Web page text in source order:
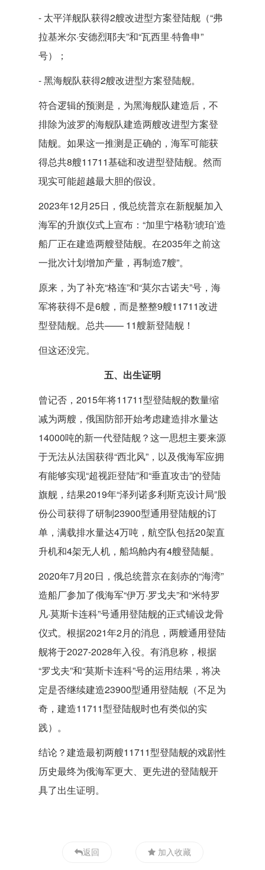
- 太平洋舰队获得2艘改进型方案登陆舰（“弗
拉基米尔·安德烈耶夫”和“瓦西里·特鲁申”
号）；
- 黑海舰队获得2艘改进型方案登陆舰。
符合逻辑的预测是，为黑海舰队建造后，不
排除为波罗的海舰队建造两艘改进型方案登
陆舰。如果这一推测是正确的，海军可能获
得总共8艘11711基础和改进型登陆舰。然而
现实可能超越最大胆的假设。
2023年12月25日，俄总统普京在新舰艇加入
海军的升旗仪式上宣布：“加里宁格勒‘琥珀’造
船厂正在建造两艘登陆舰。在2035年之前这
一批次计划增加产量，再制造7艘”。
原来，为了补充“格连”和“莫尔古诺夫”号，海
军将获得不是6艘，而是整整9艘11711改进
型登陆舰。总共—— 11艘新登陆舰！
但这还没完。
五、出生证明
曾记否，2015年将11711型登陆舰的数量缩
减为两艘，俄国防部开始考虑建造排水量达
14000吨的新一代登陆舰？这一思想主要来源
于无法从法国获得“西北风”，以及俄海军应拥
有能够实现“超视距登陆”和“垂直攻击”的登陆
旗舰，结果2019年“泽列诺多利斯克设计局”股
份公司获得了研制23900型通用登陆舰的订
单，满载排水量达4万吨，航空队包括20架直
升机和4架无人机，船坞舱内有4艘登陆艇。
2020年7月20日，俄总统普京在刻赤的“海湾”
造船厂参加了俄海军“伊万·罗戈夫”和“米特罗
凡·莫斯卡连科”号通用登陆舰的正式铺设龙骨
仪式。根据2021年2月的消息，两艘通用登陆
舰将于2027-2028年入役。有消息称，根据
“罗戈夫”和“莫斯卡连科”号的运用结果，将决
定是否继续建造23900型通用登陆舰（不足为
奇，建造11711型登陆舰时也有类似的实
践）。
结论？建造最初两艘11711型登陆舰的戏剧性
历史最终为俄海军更大、更先进的登陆舰开
具了出生证明。
返回 加入收藏